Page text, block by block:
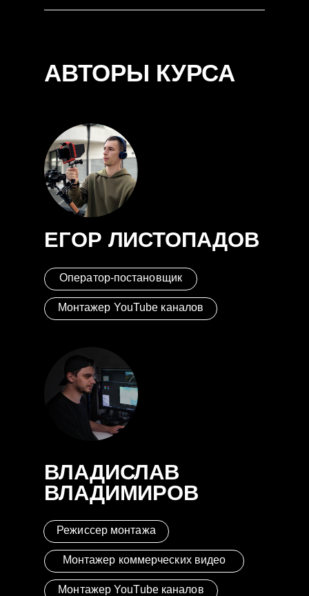
АВТОРЫ КУРСА
ЕГОР ЛИСТОПАДОВ
ВЛАДИСЛАВ
ВЛАДИМИРОВ
Оператор-постановщик
Режиссер монтажа
Монтажер YouTube каналов
Монтажер коммерческих видео
Монтажер YouTube каналов